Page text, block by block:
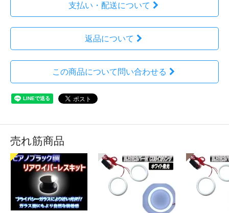
支払い・配送について
返品について
この商品について問い合わせる
売れ筋商品